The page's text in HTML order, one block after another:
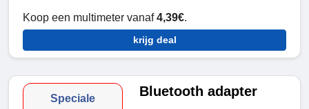
Koop een multimeter vanaf4,39€.
krijg deal
Speciale Bluetooth adapter